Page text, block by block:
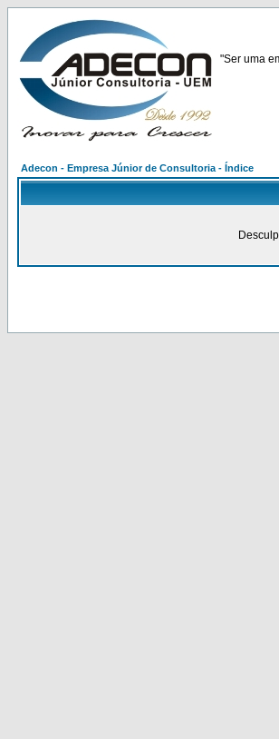
"Ser uma
Adecon - Empresa Júnior de Consultoria - Índice